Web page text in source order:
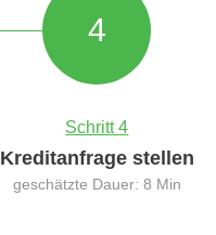
4
Schritt 4
Kreditanfrage stellen
geschätzte Dauer: 8 Min